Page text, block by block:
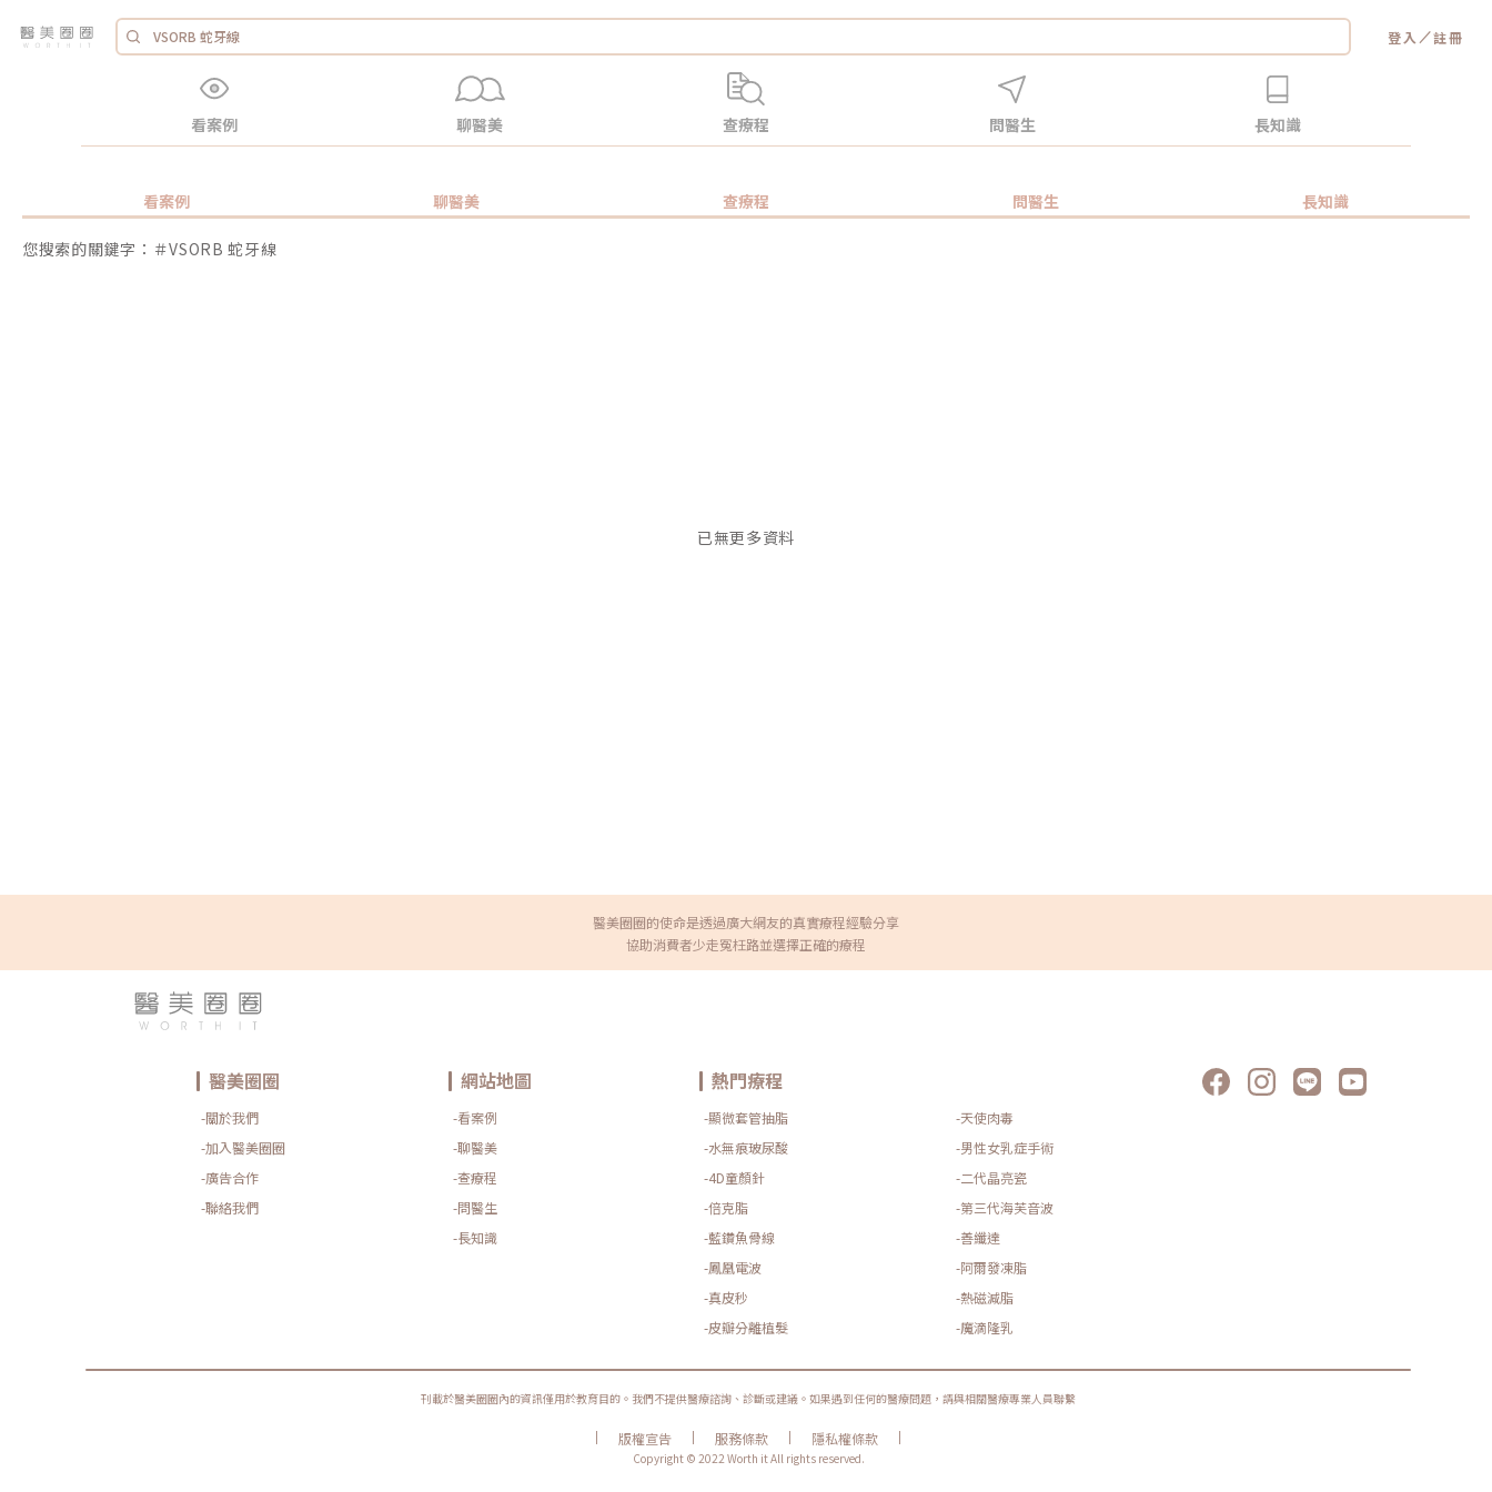
登入 ／註冊
看案例 聊醫美 查療程 問醫生 長知識
看案例 聊醫美 查療程 問醫生 長知識
您搜索的關鍵字：＃VSORB 蛇牙線
已無更多資料
醫美圈圈的使命是透過廣大網友的真實療程經驗分享
協助消費者少走冤枉路並選擇正確的療程
醫美圈圈
-關於我們
-加入醫美圈圈
-廣告合作
-聯絡我們
網站地圖
-看案例
-聊醫美
-查療程
-問醫生
-長知識
熱門療程
-顯微套管抽脂
-天使肉毒
-水無痕玻尿酸
-男性女乳症手術
-4D童顏針
-二代晶亮瓷
-倍克脂
-第三代海芙音波
-藍鑽魚骨線
-善纖達
-鳳凰電波
-阿爾發凍脂
-真皮秒
-熱磁減脂
-皮瓣分離植髮
-魔滴隆乳
刊載於醫美圈圈內的資訊僅用於教育目的。我們不提供醫療諮詢、診斷或建議。如果遇到任何的醫療問題，請與相關醫療專業人員聯繫
| 版權宣告 | 服務條款 | 隱私權條款
|
Copyright © 2022 Worth it All rights reserved.